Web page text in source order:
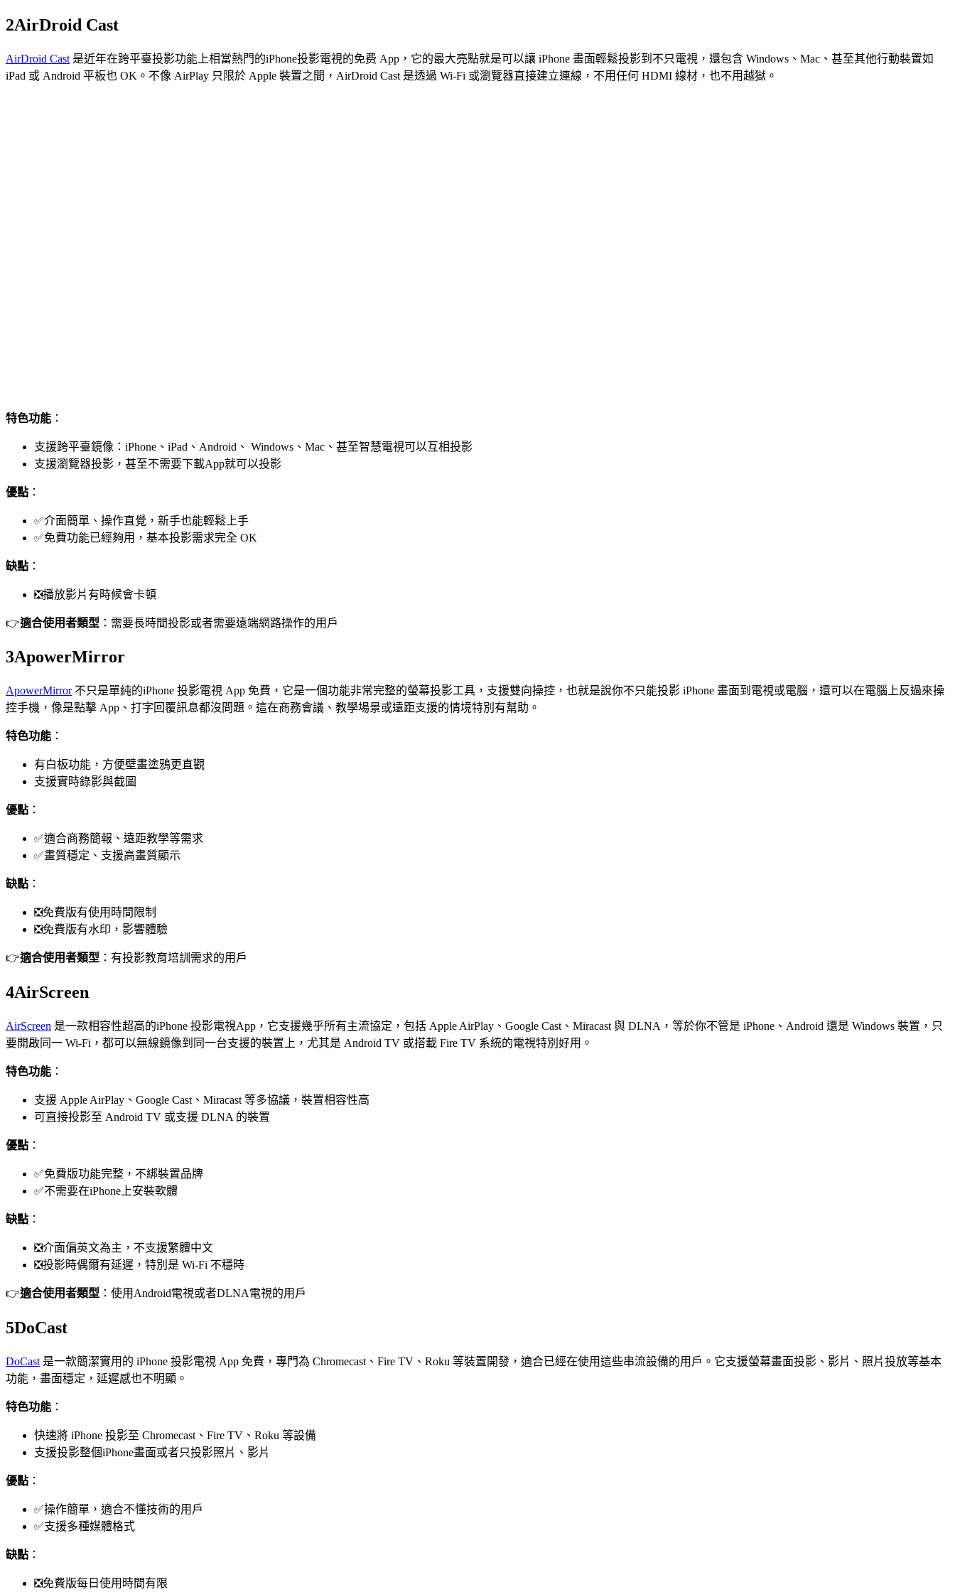
2AirDroid Cast
AirDroid Cast 是近年在跨平臺投影功能上相當熱門的iPhone投影電視的免费 App，它的最大亮點就是可以讓 iPhone 畫面輕鬆投影到不只電視，還包含 Windows、Mac、甚至其他行動裝置如
iPad 或 Android 平板也 OK。不像 AirPlay 只限於 Apple 裝置之間，AirDroid Cast 是透過 Wi-Fi 或瀏覽器直接建立連線，不用任何 HDMI 線材，也不用越獄。
特色功能 ：
支援跨平臺鏡像：iPhone、iPad、Android、 Windows、Mac、甚至智慧電視可以互相投影
支援瀏覽器投影，甚至不需要下載App就可以投影
優點 ：
✅介面簡單、操作直覺，新手也能輕鬆上手
✅免費功能已經夠用，基本投影需求完全 OK
缺點 ：
❎播放影片有時候會卡頓
👉適合使用者類型 ：需要長時間投影或者需要遠端網路操作的用戶
3ApowerMirror
ApowerMirror不只是單純的iPhone 投影電視 App 免費，它是一個功能非常完整的螢幕投影工具，支援雙向操控，也就是說你不只能投影 iPhone 畫面到電視或電腦，還可以在電腦上反過來操
控手機，像是點擊 App、打字回覆訊息都沒問題。這在商務會議、教學場景或遠距支援的情境特別有幫助。
特色功能 ：
有白板功能，方便壁畫塗鴉更直觀
支援實時錄影與截圖
優點 ：
✅適合商務簡報、遠距教學等需求
✅畫質穩定、支援高畫質顯示
缺點 ：
❎免費版有使用時間限制
❎免費版有水印，影響體驗
👉適合使用者類型 ：有投影教育培訓需求的用戶
4AirScreen
AirScreen 是一款相容性超高的iPhone 投影電視App，它支援幾乎所有主流協定，包括 Apple AirPlay、Google Cast、Miracast 與 DLNA，等於你不管是 iPhone、Android 還是 Windows 裝置，只
要開啟同一 Wi-Fi，都可以無線鏡像到同一台支援的裝置上，尤其是 Android TV 或搭載 Fire TV 系統的電視特別好用。
特色功能 ：
支援 Apple AirPlay、Google Cast、Miracast 等多協議，裝置相容性高
可直接投影至 Android TV 或支援 DLNA 的裝置
優點 ：
✅免費版功能完整，不綁裝置品牌
✅不需要在iPhone上安裝軟體
缺點 ：
❎介面偏英文為主，不支援繁體中文
❎投影時偶爾有延遲，特別是 Wi-Fi 不穩時
👉適合使用者類型 ：使用Android電視或者DLNA電視的用戶
5DoCast
DoCast 是一款簡潔實用的 iPhone 投影電視 App 免費，專門為 Chromecast、Fire TV、Roku 等裝置開發，適合已經在使用這些串流設備的用戶。它支援螢幕畫面投影、影片、照片投放等基本
功能，畫面穩定，延遲感也不明顯。
特色功能 ：
快速將 iPhone 投影至 Chromecast、Fire TV、Roku 等設備
支援投影整個iPhone畫面或者只投影照片、影片
優點 ：
✅操作簡單，適合不懂技術的用戶
✅支援多種媒體格式
缺點 ：
❎免費版每日使用時間有限